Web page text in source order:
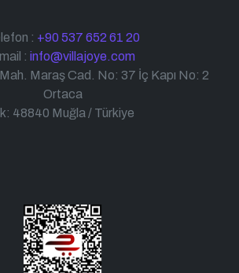
: +90 537 652 61 20
: info@villajoye.com
Maraş Cad. No: 37 İç Kapı No: 2
Ortaca
48840 Muğla / Türkiye